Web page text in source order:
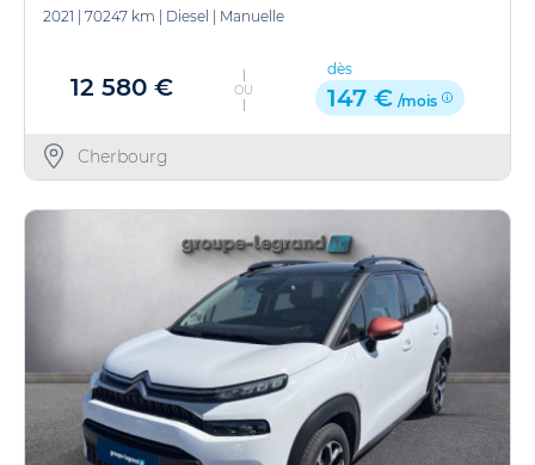
2021 70247 km Diesel Manuelle
12 580 € OU
dès
147 € /mois
Cherbourg